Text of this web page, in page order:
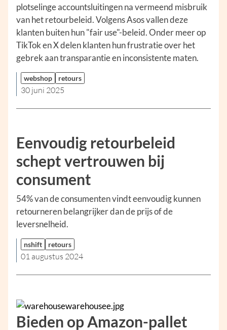
plotselinge accountsluitingen na vermeend misbruik
van het retourbeleid. Volgens Asos vallen deze
klanten buiten hun "fair use"-beleid. Onder meer op
TikTok en X delen klanten hun frustratie over het
gebrek aan transparantie en inconsistente maten.
webshop retours
30 juni 2025
Eenvoudig retourbeleid
schept vertrouwen bij
consument
54% van de consumenten vindt eenvoudig kunnen
retourneren belangrijker dan de prijs of de
leversnelheid.
nshift retours
01 augustus 2024
Bieden op Amazon-pallet